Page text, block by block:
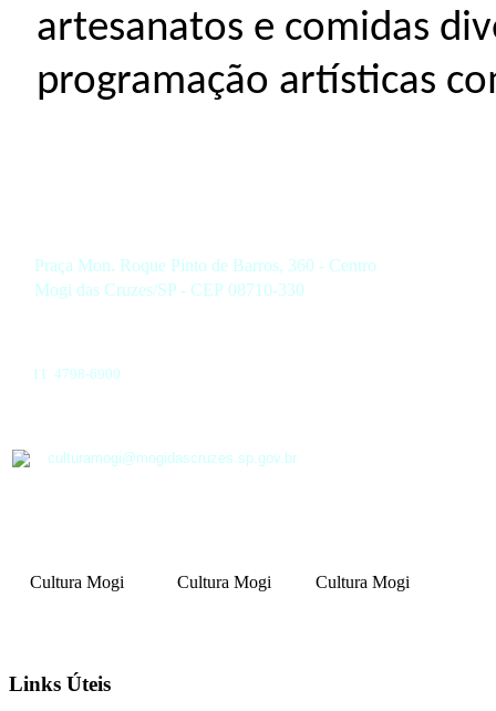
artesanatos e comidas
programação artísticas
Praça Mon. Roque Pinto de Barros, 360 - Centro
Mogi das Cruzes/SP - CEP 08710-330
11 4798-6900
culturamogi@mogidascruzes.sp.gov.br
Cultura Mogi Cultura Mogi Cultura Mogi
Links Úteis